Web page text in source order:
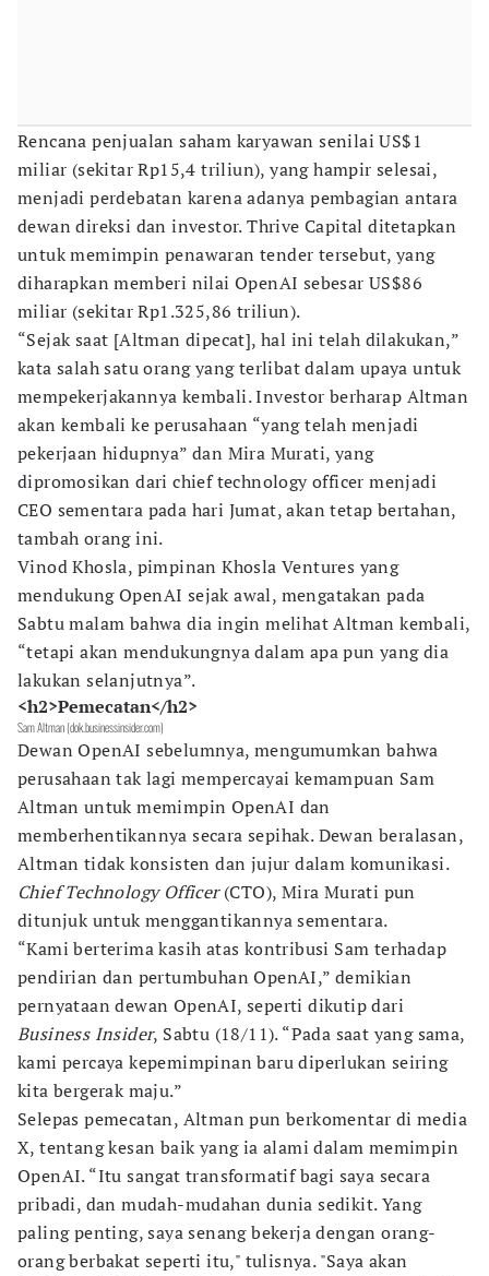
Rencana penjualan saham karyawan senilai US$1
miliar (sekitar Rp15,4 triliun), yang hampir selesai,
menjadi perdebatan karena adanya pembagian antara
dewan direksi dan investor. Thrive Capital ditetapkan
untuk memimpin penawaran tender tersebut, yang
diharapkan memberi nilai OpenAI sebesar US$86
miliar (sekitar Rp1.325,86 triliun).
“Sejak saat [Altman dipecat], hal ini telah dilakukan,”
kata salah satu orang yang terlibat dalam upaya untuk
mempekerjakannya kembali. Investor berharap Altman
akan kembali ke perusahaan “yang telah menjadi
pekerjaan hidupnya” dan Mira Murati, yang
dipromosikan dari chief technology officer menjadi
CEO sementara pada hari Jumat, akan tetap bertahan,
tambah orang ini.
Vinod Khosla, pimpinan Khosla Ventures yang
mendukung OpenAI sejak awal, mengatakan pada
Sabtu malam bahwa dia ingin melihat Altman kembali,
“tetapi akan mendukungnya dalam apa pun yang dia
lakukan selanjutnya”.
<h2>Pemecatan</h2>
Sam Altman (dok.businessinsider.com)
Dewan OpenAI sebelumnya, mengumumkan bahwa
perusahaan tak lagi mempercayai kemampuan Sam
Altman untuk memimpin OpenAI dan
memberhentikannya secara sepihak. Dewan beralasan,
Altman tidak konsisten dan jujur dalam komunikasi.
Chief Technology Officer(CTO), Mira Murati pun
ditunjuk untuk menggantikannya sementara.
“Kami berterima kasih atas kontribusi Sam terhadap
pendirian dan pertumbuhan OpenAI,” demikian
pernyataan dewan OpenAI, seperti dikutip dari
Business Insider, Sabtu (18/11). “Pada saat yang sama,
kami percaya kepemimpinan baru diperlukan seiring
kita bergerak maju.”
Selepas pemecatan, Altman pun berkomentar di media
X, tentang kesan baik yang ia alami dalam memimpin
OpenAI. “Itu sangat transformatif bagi saya secara
pribadi, dan mudah-mudahan dunia sedikit. Yang
paling penting, saya senang bekerja dengan orang-
orang berbakat seperti itu," tulisnya. "Saya akan